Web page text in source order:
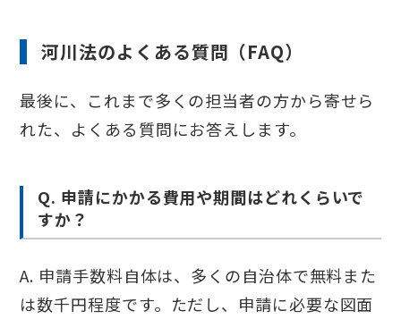
河川法のよくある質問（FAQ）
最後に、これまで多くの担当者の方から寄せら
れた、よくある質問にお答えします。
Q. 申請にかかる費用や期間はどれくらいで
すか？
A. 申請手数料自体は、多くの自治体で無料また
は数千円程度です。ただし、申請に必要な図面